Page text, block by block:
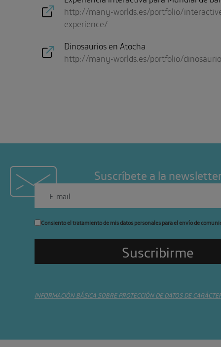
http://many-worlds.es/portfolio/
experience/
Dinosaurios en Atocha
http://many-worlds.es/portfolio/
Suscríbete a la
Consiento el tratamiento de mis datos personales para el envío de
INFORMACIÓN BÁSICA SOBRE PROTECCIÓN DE DATOS DE